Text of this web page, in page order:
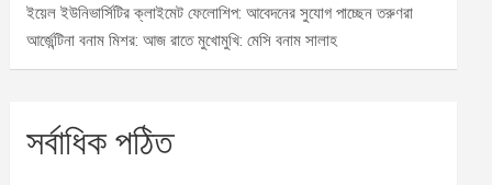
ইয়েল ইউনিভার্সিটির ক্লাইমেট ফেলোশিপ: আবেদনের সুযোগ পাচ্ছেন তরুণরা
আর্জেন্টিনা বনাম মিশর: আজ রাতে মুখোমুখি: মেসি বনাম সালাহ
সর্বাধিক পঠিত